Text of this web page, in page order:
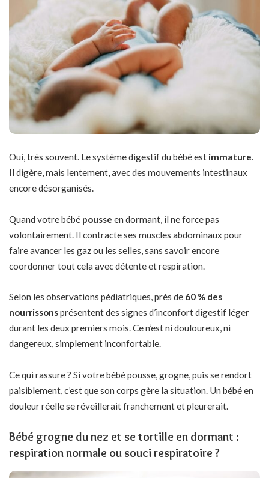
Oui, très souvent. Le système digestif du bébé est immature.
Il digère, mais lentement, avec des mouvements intestinaux
encore désorganisés.
Quand votre bébé pousse en dormant, il ne force pas
volontairement. Il contracte ses muscles abdominaux pour
faire avancer les gaz ou les selles, sans savoir encore
coordonner tout cela avec détente et respiration.
Selon les observations pédiatriques, près de 60 % des
nourrissonsprésentent des signes d’inconfort digestif léger
durant les deux premiers mois. Ce n’est ni douloureux, ni
dangereux, simplement inconfortable.
Ce qui rassure ? Si votre bébé pousse, grogne, puis se rendort
paisiblement, c’est que son corps gère la situation. Un bébé en
douleur réelle se réveillerait franchement et pleurerait.
Bébé grogne du nez et se tortille en dormant :
respiration normale ou souci respiratoire ?